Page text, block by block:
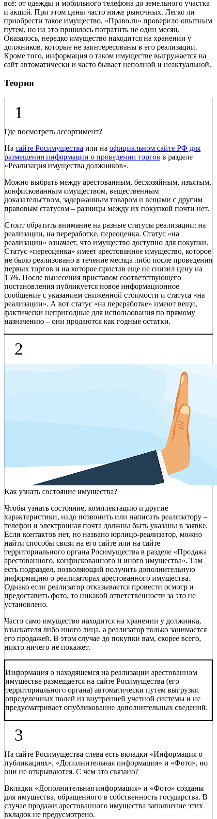
всё: от одежды и мобильного телефона до земельного участка
и акций. При этом цены часто ниже рыночных. Легко ли
приобрести такое имущество, «Право.ru» проверило опытным
путем, но на это пришлось потратить не один месяц.
Оказалось, нередко имущество находится на хранении у
должников, которые не заинтересованы в его реализации.
Кроме того, информация о таком имуществе выгружается на
сайт автоматически и часто бывает неполной и неактуальной.
Теория
1
Где посмотреть ассортимент?
На сайте Росимущества или на официальном сайте РФ для
размещения информации о проведении торгов в разделе
«Реализация имущества должников».
Можно выбрать между арестованным, бесхозяйным, изъятым,
конфискованным имуществом, вещественным
доказательством, задержанным товаром и вещами с другим
правовым статусом – разницы между их покупкой почти нет.
Стоит обратить внимание на разные статусы реализации: на
реализации, на переработке, переоценка. Статус «на
реализации» означает, что имущество доступно для покупки.
Статус «переоценка» имеет арестованное имущество, которое
не было реализовано в течение месяца либо после проведения
первых торгов и на которое пристав еще не снизил цену на
15%. После вынесения приставом соответствующего
постановления публикуется новое информационное
сообщение с указанием сниженной стоимости и статуса «на
реализации». А вот статус «на переработке» имеют вещи,
фактически непригодные для использования по прямому
назначению – они продаются как годные остатки.
2
Как узнать состояние имущества?
Чтобы узнать состояние, комплектацию и другие
характеристики, надо позвонить или написать реализатору –
телефон и электронная почта должны быть указаны в заявке.
Если контактов нет, но названо юрлицо-реализатор, можно
найти способы связи на его сайте или на сайте
территориального органа Росимущества в разделе «Продажа
арестованного, конфискованного и иного имущества». Там
есть подраздел, позволяющий получить дополнительную
информацию о реализаторах арестованного имущества.
Однако если реализатор отказывается провести осмотр и
предоставить фото, то никакой ответственности за это не
установлено.
Часто само имущество находится на хранении у должника,
взыскателя либо иного лица, а реализатор только занимается
его продажей. В этом случае до покупки вам, скорее всего,
никто ничего не покажет.
Информация о находящемся на реализации арестованном
имуществе размещается на сайте Росимущества (его
территориального органа) автоматически путем выгрузки
определенных полей из внутренней учетной системы и не
предусматривает опубликование дополнительных сведений.
3
На сайте Росимущества слева есть вкладки «Информация о
публикациях», «Дополнительная информация» и «Фото», но
они не открываются. С чем это связано?
Вкладки «Дополнительная информация» и «Фото» созданы
для имущества, обращенного в собственность государства. В
случае продажи арестованного имущества заполнение этих
вкладок не предусмотрено.